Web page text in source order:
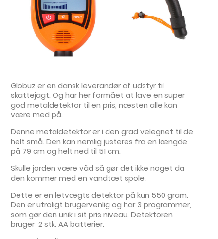
Globuz er en dansk leverandør af udstyr til
skattejagt. Og har her formået at lave en super
god metaldetektor til en pris, næsten alle kan
være med på.
Denne metaldetektor er i den grad velegnet til de
helt små. Den kan nemlig justeres fra en længde
på 79 cm og helt ned til 51 cm.
Skulle jorden være våd så gør det ikke noget da
den kommer med en vandtæt spole.
Dette er en letvægts detektor på kun 550 gram.
Den er utroligt brugervenlig og har 3 programmer,
som gør den unik i sit pris niveau. Detektoren
bruger 2 stk. AA batterier.